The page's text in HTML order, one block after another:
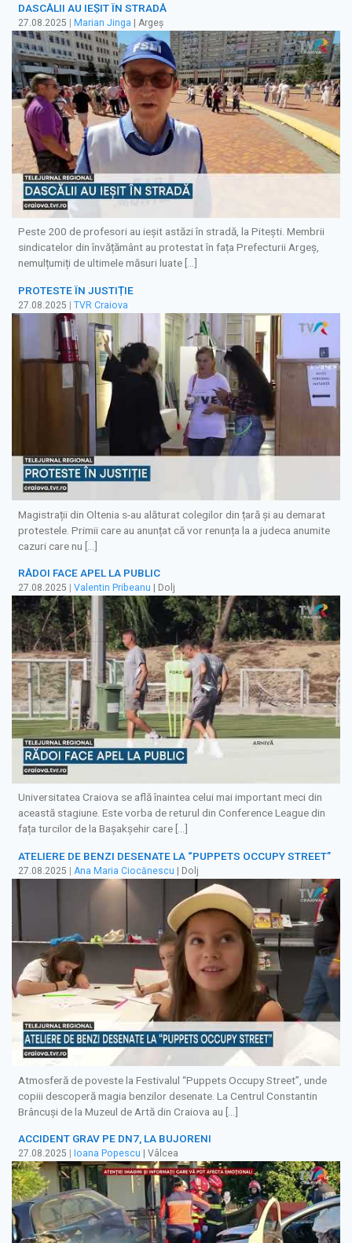
DASCĂLII AU IEȘIT ÎN STRADĂ
27.08.2025 | Marian Jinga | Argeș
Peste 200 de profesori au ieșit astăzi în stradă, la Pitești. Membrii
sindicatelor din învățământ au protestat în fața Prefecturii Argeș,
nemulțumiți de ultimele măsuri luate […]
PROTESTE ÎN JUSTIȚIE
27.08.2025 TVR Craiova
Magistrații din Oltenia s-au alăturat colegilor din țară și au demarat
protestele. Primii care au anunțat că vor renunța la a judeca anumite
cazuri care nu […]
RĂDOI FACE APEL LA PUBLIC
27.08.2025 Valentin Pribeanu | Dolj
Universitatea Craiova se află înaintea celui mai important meci din
această stagiune. Este vorba de returul din Conference League din
fața turcilor de la Bașakșehir care […]
ATELIERE DE BENZI DESENATE LA “PUPPETS OCCUPY STREET”
27.08.2025 | Ana Maria Ciocănescu | Dolj
Atmosferă de poveste la Festivalul “Puppets Occupy Street”, unde
copiii descoperă magia benzilor desenate. La Centrul Constantin
Brâncuşi de la Muzeul de Artă din Craiova au […]
ACCIDENT GRAV PE DN7, LA BUJORENI
27.08.2025 Ioana Popescu | Vâlcea